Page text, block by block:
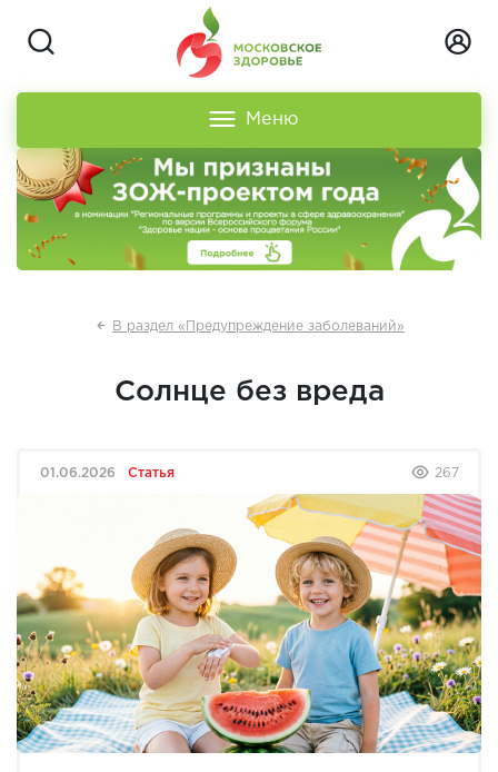
Меню
В раздел «Предупреждение заболеваний»
Солнце без вреда
01.06.2026 Статья 267